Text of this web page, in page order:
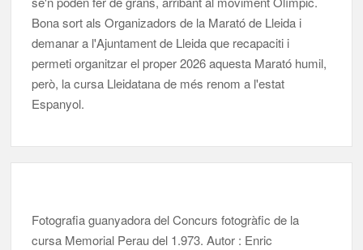
Bona sort als Organizadors de la Marató de Lleida i
demanar a l'Ajuntament de Lleida que recapaciti i
permeti organitzar el proper 2026 aquesta Marató humil,
però, la cursa Lleidatana de més renom a l'estat
Espanyol.
Fotografia guanyadora del Concurs fotogràfic de la
cursa Memorial Perau del 1.973. Autor : Enric